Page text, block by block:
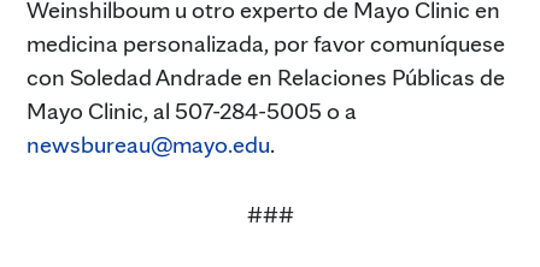
Weinshilboum u otro experto de Mayo Clinic en
medicina personalizada, por favor comuníquese
con Soledad Andrade en Relaciones Públicas de
Mayo Clinic, al 507-284-5005 o a
newsbureau@mayo.edu.
###